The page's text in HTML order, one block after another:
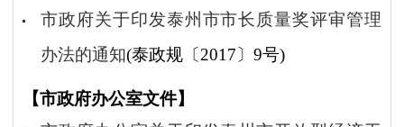
市政府关于印发泰州市市长质量奖评审管理
办法的通知(泰政规〔2017〕9号)
【市政府办公室文件】